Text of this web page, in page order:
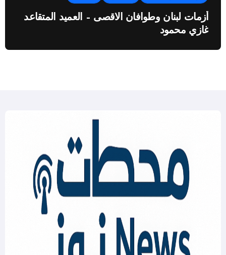
أزمات لبنان وطوافان الاقصى – العميد المتقاعد
غازي محمود